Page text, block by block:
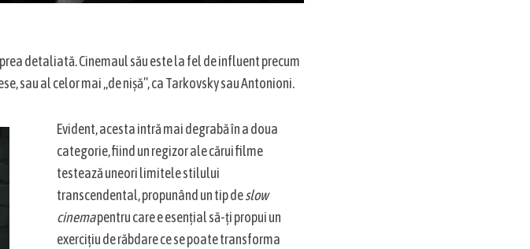
detaliată. Cinemaul său este la fel de influent precum
sau al celor mai „de nișă”, ca Tarkovsky sau Antonioni.
Evident, acesta intră mai degrabă în a doua
categorie, fiind un regizor ale cărui filme
testează uneori limitele stilului
transcendental, propunând un tip deslow
cinemapentru care e esențial să-ți propui un
exercițiu de răbdare ce se poate transforma